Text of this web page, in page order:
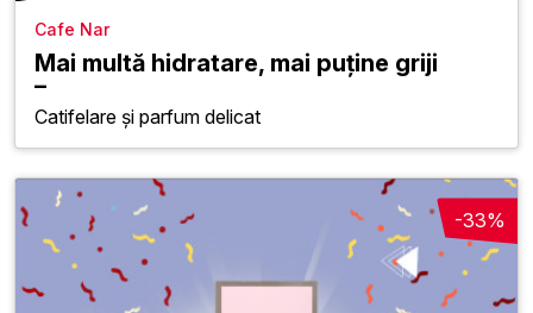
Cafe Nar
Mai multă hidratare, mai puține griji
Catifelare și parfum delicat
-33%